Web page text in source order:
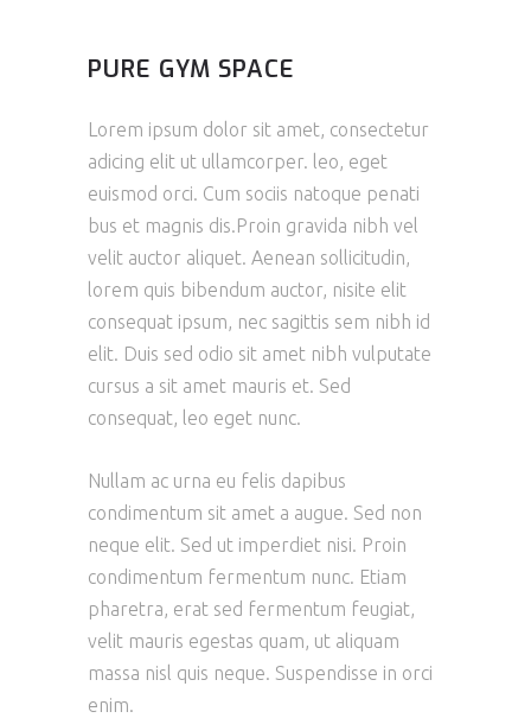
PURE GYM SPACE
Lorem ipsum dolor sit amet, consectetur
adicing elit ut ullamcorper. leo, eget
euismod orci. Cum sociis natoque penati
bus et magnis dis.Proin gravida nibh vel
velit auctor aliquet. Aenean sollicitudin,
lorem quis bibendum auctor, nisite elit
consequat ipsum, nec sagittis sem nibh id
elit. Duis sed odio sit amet nibh vulputate
cursus a sit amet mauris et. Sed
consequat, leo eget nunc.
Nullam ac urna eu felis dapibus
condimentum sit amet a augue. Sed non
neque elit. Sed ut imperdiet nisi. Proin
condimentum fermentum nunc. Etiam
pharetra, erat sed fermentum feugiat,
velit mauris egestas quam, ut aliquam
massa nisl quis neque. Suspendisse in orci
enim.